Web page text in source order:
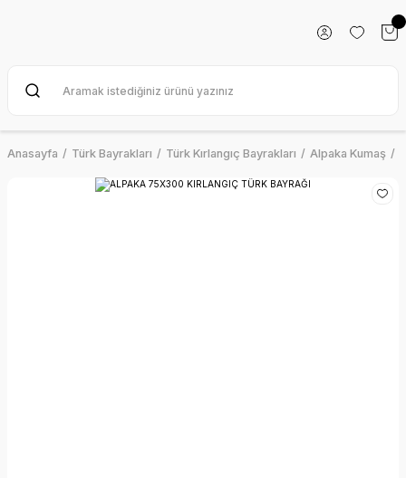
Anasayfa Türk Bayrakları Türk Kırlangıç Bayrakları Alpaka Kumaş